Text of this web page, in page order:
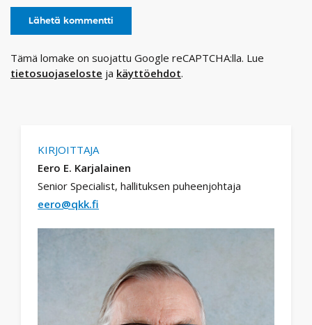
Tämä lomake on suojattu Google reCAPTCHA:lla. Lue
tietosuojaseloste ja käyttöehdot.
KIRJOITTAJA
Eero E. Karjalainen
Senior Specialist, hallituksen puheenjohtaja
eero@qkk.fi